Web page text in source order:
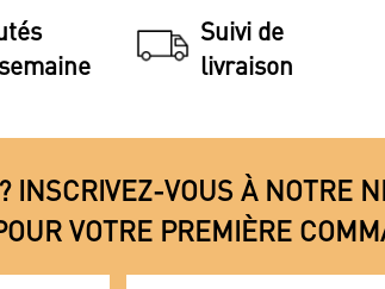
Suivi de
livraison
INSCRIVEZ-VOUS À NOTRE
VOTRE PREMIÈRE